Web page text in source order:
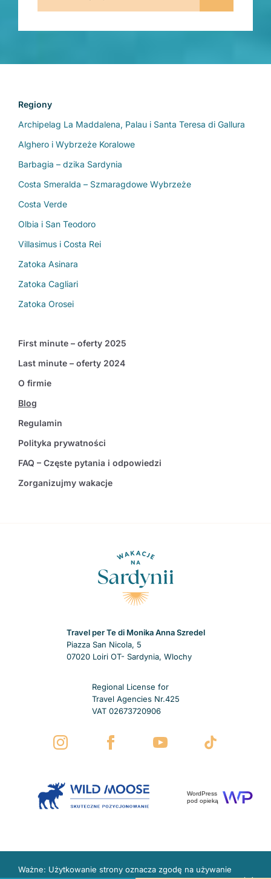
Regiony
Archipelag La Maddalena, Palau i Santa Teresa di Gallura
Alghero i Wybrzeże Koralowe
Barbagia – dzika Sardynia
Costa Smeralda – Szmaragdowe Wybrzeże
Costa Verde
Olbia i San Teodoro
Villasimus i Costa Rei
Zatoka Asinara
Zatoka Cagliari
Zatoka Orosei
First minute – oferty 2025
Last minute – oferty 2024
O firmie
Blog
Regulamin
Polityka prywatności
FAQ – Częste pytania i odpowiedzi
Zorganizujmy wakacje
Travel per Te di Monika Anna Szredel
Piazza San Nicola, 5
07020 Loiri OT- Sardynia, Wlochy
Regional License for
Travel Agencies Nr.425
VAT 02673720906
WordPress
pod opieką
Ważne: Użytkowanie strony oznacza zgodę na używanie